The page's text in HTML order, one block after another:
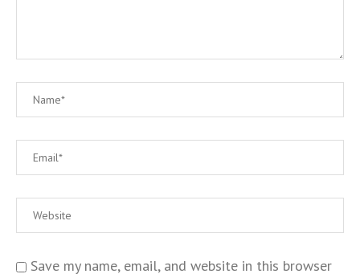
Save my name, email, and website in this browser